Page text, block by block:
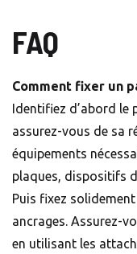
FAQ
Comment fixer un
Identifiez d’abord
assurez-vous de sa
équipements
plaques, dispositifs
Puis fixez
ancrages. Assurez-
en utilisant les